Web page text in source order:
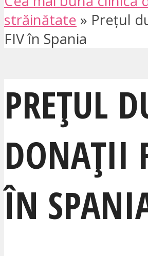
străinătate » Prețul
FIV în Spania
PREȚUL
DONAȚII
ÎN